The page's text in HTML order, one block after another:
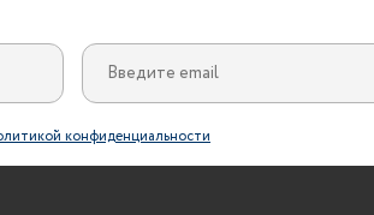
конфиденциальности